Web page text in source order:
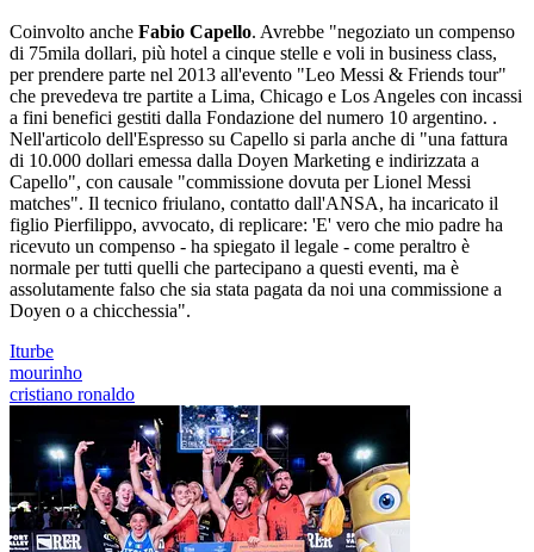
Coinvolto anche Fabio Capello. Avrebbe "negoziato un compenso
di 75mila dollari, più hotel a cinque stelle e voli in business class,
per prendere parte nel 2013 all'evento "Leo Messi & Friends tour"
che prevedeva tre partite a Lima, Chicago e Los Angeles con incassi
a fini benefici gestiti dalla Fondazione del numero 10 argentino. .
Nell'articolo dell'Espresso su Capello si parla anche di "una fattura
di 10.000 dollari emessa dalla Doyen Marketing e indirizzata a
Capello", con causale "commissione dovuta per Lionel Messi
matches". Il tecnico friulano, contatto dall'ANSA, ha incaricato il
figlio Pierfilippo, avvocato, di replicare: 'E' vero che mio padre ha
ricevuto un compenso - ha spiegato il legale - come peraltro è
normale per tutti quelli che partecipano a questi eventi, ma è
assolutamente falso che sia stata pagata da noi una commissione a
Doyen o a chicchessia".
Iturbe
mourinho
cristiano ronaldo